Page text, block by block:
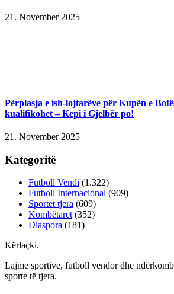
21. November 2025
Përplasja e ish-lojtarëve për Kupën e
kualifikohet – Kepi i Gjelbër po!
21. November 2025
Kategoritë
Futboll Vendi (1.322)
Futboll Internacional (909)
Sportet tjera (609)
Kombëtaret (352)
Diaspora (181)
Kërlaçki.
Lajme sportive, futboll vendor dhe
sporte të tjera.